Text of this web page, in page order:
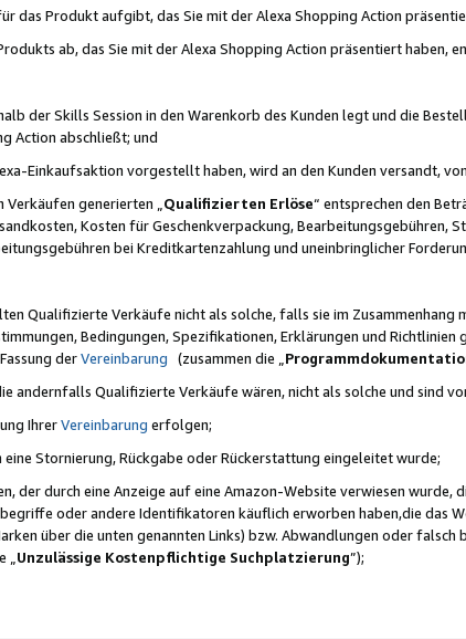
das Produkt aufgibt, das Sie mit der Alexa Shopping Action
ab, das Sie mit der Alexa Shopping Action präsentiert haben,
der Skills Session in den Warenkorb des Kunden legt und die
Action abschließt; und
Einkaufsaktion vorgestellt haben, wird an den Kunden versandt,
generierten „ Qualifizierten Erlöse“ entsprechen den
Kosten für Geschenkverpackung, Bearbeitungsgebühren,
bei Kreditkartenzahlung und uneinbringlicher
Qualifizierte Verkäufe nicht als solche, falls sie im
Bedingungen, Spezifikationen, Erklärungen und
derVereinbarung (zusammen die „
andernfalls Qualifizierte Verkäufe wären, nicht als solche und sind
IhrerVereinbarung erfolgen;
Stornierung, Rückgabe oder Rückerstattung eingeleitet wurde;
der durch eine Anzeige auf eine Amazon-Website verwiesen wurde,
oder andere Identifikatoren käuflich erworben haben,die das
über die unten genannten Links) bzw. Abwandlungen oder
Unzulässige Kostenpflichtige Suchplatzierung”);